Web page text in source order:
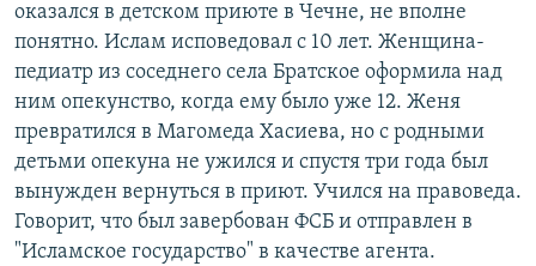
оказался в детском приюте в Чечне, не вполне
понятно. Ислам исповедовал с 10 лет. Женщина-
педиатр из соседнего села Братское оформила над
ним опекунство, когда ему было уже 12. Женя
превратился в Магомеда Хасиева, но с родными
детьми опекуна не ужился и спустя три года был
вынужден вернуться в приют. Учился на правоведа.
Говорит, что был завербован ФСБ и отправлен в
"Исламское государство" в качестве агента.